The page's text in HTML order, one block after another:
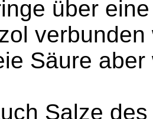
über
Säure
Salze